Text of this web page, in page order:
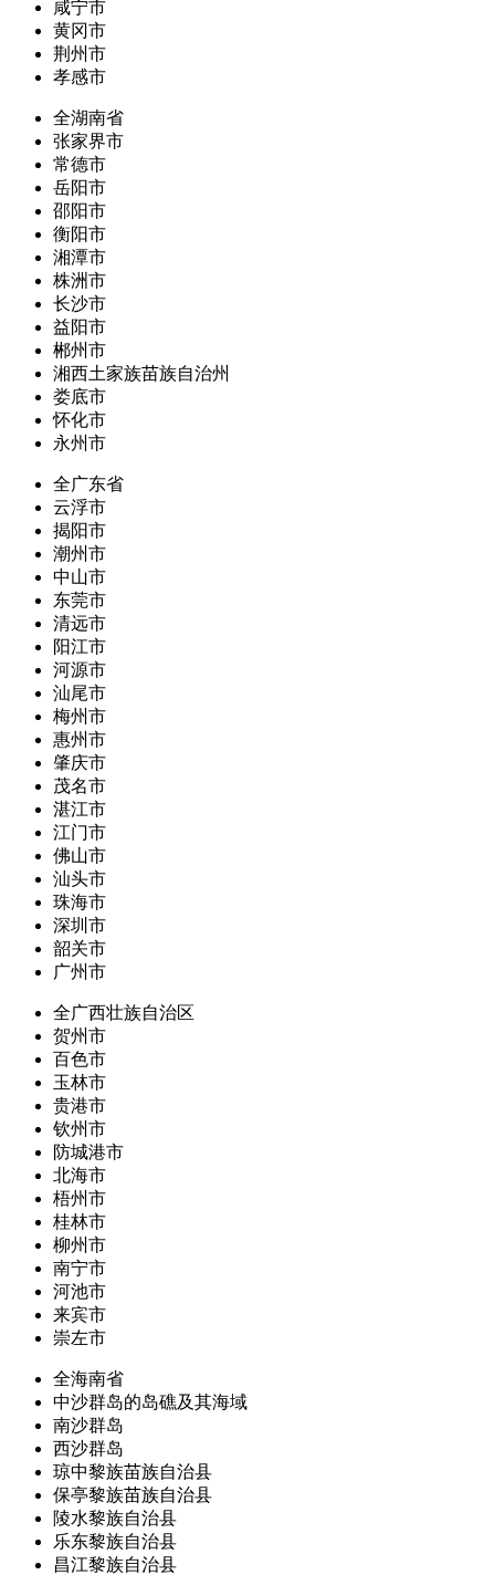
咸宁市
黄冈市
荆州市
孝感市
全湖南省
张家界市
常德市
岳阳市
邵阳市
衡阳市
湘潭市
株洲市
长沙市
益阳市
郴州市
湘西土家族苗族自治州
娄底市
怀化市
永州市
全广东省
云浮市
揭阳市
潮州市
中山市
东莞市
清远市
阳江市
河源市
汕尾市
梅州市
惠州市
肇庆市
茂名市
湛江市
江门市
佛山市
汕头市
珠海市
深圳市
韶关市
广州市
全广西壮族自治区
贺州市
百色市
玉林市
贵港市
钦州市
防城港市
北海市
梧州市
桂林市
柳州市
南宁市
河池市
来宾市
崇左市
全海南省
中沙群岛的岛礁及其海域
南沙群岛
西沙群岛
琼中黎族苗族自治县
保亭黎族苗族自治县
陵水黎族自治县
乐东黎族自治县
昌江黎族自治县